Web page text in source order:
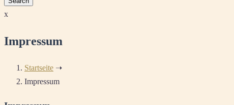
x
Impressum
Startseite ➝
Impressum